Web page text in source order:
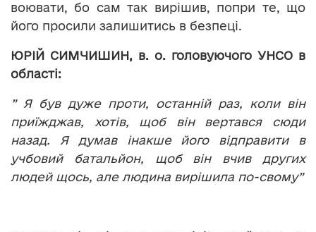
воювати, бо сам так вирішив, попри те, що
його просили залишитись в безпеці.
ЮРІЙ СИМЧИШИН, в. о. головуючого УНСО в
області:
” Я був дуже проти, останній раз, коли він
приїжджав, хотів, щоб він вертався сюди
назад. Я думав інакше його відправити в
учбовий батальйон, щоб він вчив других
людей щось, але людина вирішила по-свому”